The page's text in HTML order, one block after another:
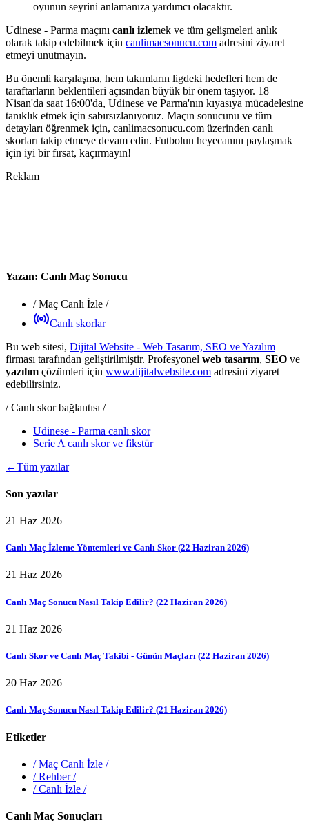
oyunun seyrini anlamanıza yardımcı olacaktır.
Udinese - Parma maçını canlı izlemek ve tüm gelişmeleri anlık
olarak takip edebilmek için canlimacsonucu.com adresini ziyaret
etmeyi unutmayın.
Bu önemli karşılaşma, hem takımların ligdeki hedefleri hem de
taraftarların beklentileri açısından büyük bir önem taşıyor. 18
Nisan'da saat 16:00'da, Udinese ve Parma'nın kıyasıya mücadelesine
tanıklık etmek için sabırsızlanıyoruz. Maçın sonucunu ve tüm
detayları öğrenmek için, canlimacsonucu.com üzerinden canlı
skorları takip etmeye devam edin. Futbolun heyecanını paylaşmak
için iyi bir fırsat, kaçırmayın!
Reklam
Yazan: Canlı Maç Sonucu
/Maç Canlı İzle /
Canlı skorlar
Bu web sitesi, Dijital Website - Web Tasarım, SEO ve Yazılım
firması tarafından geliştirilmiştir. Profesyonel web tasarım, SEO ve
yazılım çözümleri için www.dijitalwebsite.com adresini ziyaret
edebilirsiniz.
/ Canlı skor bağlantısı /
Udinese - Parma canlı skor
Serie A canlı skor ve fikstür
←Tüm yazılar
Son yazılar
21 Haz 2026
Canlı Maç İzleme Yöntemleri ve Canlı Skor (22 Haziran 2026)
21 Haz 2026
Canlı Maç Sonucu Nasıl Takip Edilir? (22 Haziran 2026)
21 Haz 2026
Canlı Skor ve Canlı Maç Takibi - Günün Maçları (22 Haziran 2026)
20 Haz 2026
Canlı Maç Sonucu Nasıl Takip Edilir? (21 Haziran 2026)
Etiketler
/Maç Canlı İzle /
/Rehber/
/Canlı İzle /
Canlı Maç Sonuçları